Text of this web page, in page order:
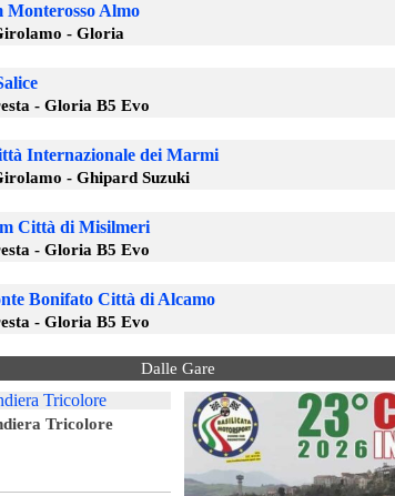
Monterosso Almo
- Gloria
- Gloria B5 Evo
Internazionale dei Marmi
- Ghipard Suzuki
Città di Misilmeri
- Gloria B5 Evo
Bonifato Città di Alcamo
- Gloria B5 Evo
Dalle Gare
Tricolore